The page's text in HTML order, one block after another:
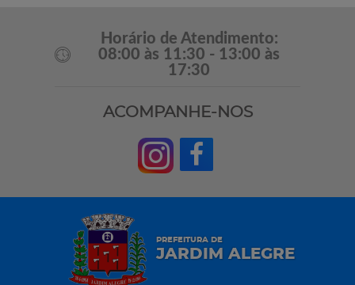
Horário de Atendimento:
08:00 às 11:30 - 13:00 às
17:30
ACOMPANHE-NOS
PREFEITURA DE
JARDIM ALEGRE